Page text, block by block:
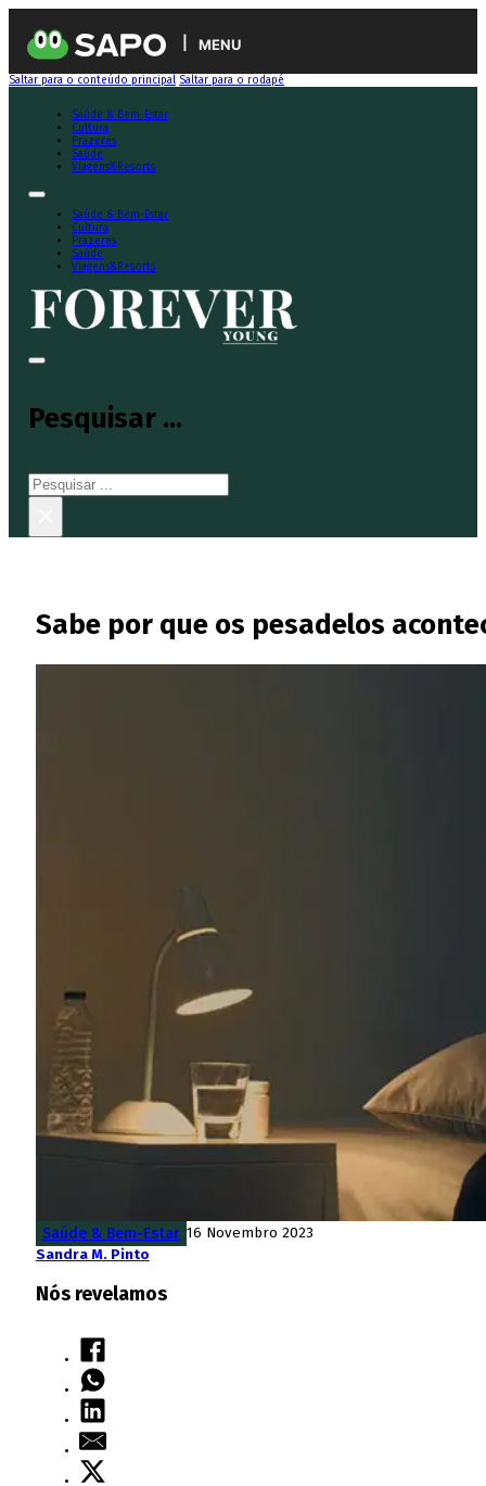
MENU
Saltar para o conteúdo principal Saltar para o rodapé
Saúde & Bem-Estar
Cultura
Prazeres
Saúde
Viagens&Resorts
Saúde & Bem-Estar
Cultura
Prazeres
Saúde
Viagens&Resorts
Pesquisar ...
Pesquisar
Sabe por que os pesadelos
Saúde & Bem-Estar 16 Novembro 2023
Sandra M. Pinto
Nós revelamos